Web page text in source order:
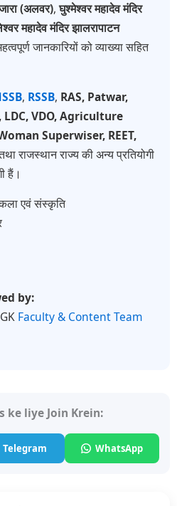
(अलवर),घुश्मेश्वर महादेव मंदिर
महादेव मंदिर झालरापाटन
जानकारियों को व्याख्या सहित
, RSSB, RAS, Patwar,
VDO, Agriculture
Superwiser, REET,
राजस्थान राज्य की अन्य प्रतियोगी
हैं।
एवं संस्कृति
by:
Faculty & Content Team
ke liye Join Krein:
Telegram WhatsApp